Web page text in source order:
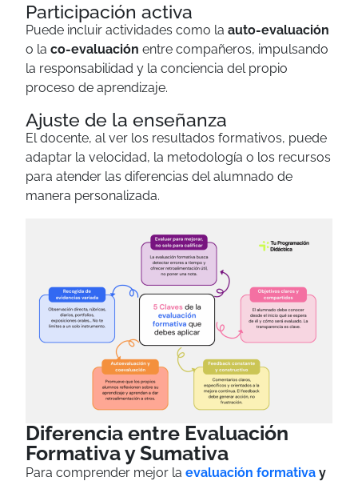
Participación activa
Puede incluir actividades como la auto-evaluación
o la co-evaluación entre compañeros, impulsando
la responsabilidad y la conciencia del propio
proceso de aprendizaje.
Ajuste de la enseñanza
El docente, al ver los resultados formativos, puede
adaptar la velocidad, la metodología o los recursos
para atender las diferencias del alumnado de
manera personalizada.
Diferencia entre Evaluación
Formativa y Sumativa
Para comprender mejor la evaluación formativa y